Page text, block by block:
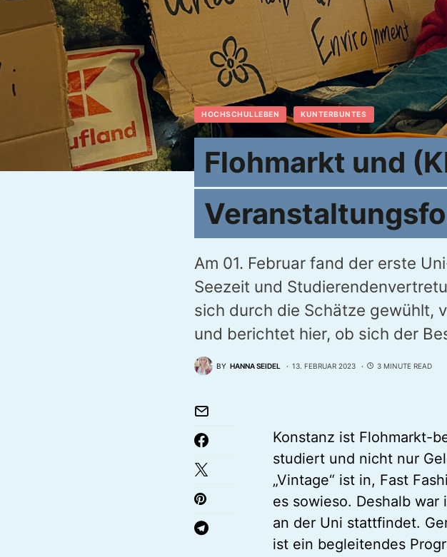
HOCHSCHULLEBEN KUNTERBUNTES
Flohmarkt und
Am 01. Februar fand der erste
Seezeit und
sich durch die Schätze gewühlt,
und berichtet hier, ob sich der
BY HANNA SEIDEL 13. FEBRUAR 2023 3 MINUTE READ
Konstanz ist Flohmarkt-
studiert und nicht nur
„Vintage“ ist in, Fast
es sowieso. Deshalb
an der Uni stattfindet.
ist ein begleitendes